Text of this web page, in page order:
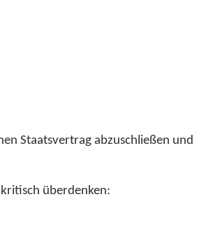
Staatsvertrag abzuschließen und
überdenken: